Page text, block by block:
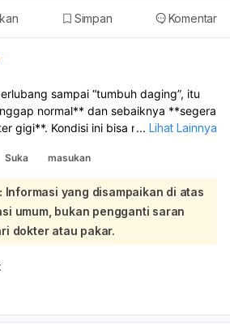
Simpan Komentar
sampai “tumbuh daging”, itu
normal** dan sebaiknya **segera
gigi**. Kondisi ini bisa menandakan
atau **jaringan pulpa yang
lubang yang sudah dalam:
Bisa iya, terutama kalau dibiarkan.
ke gusi atau rahang
nanah, demam, atau sulit membuka
... Lihat Lainnya
Suka masukan
Informasi yang disampaikan di atas
umum, bukan pengganti saran
dokter atau pakar.